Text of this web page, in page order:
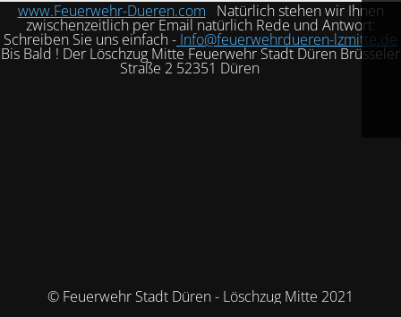
www.Feuerwehr-Dueren.com Natürlich stehen wir Ihnen
zwischenzeitlich per Email natürlich Rede und Antwort:
Schreiben Sie uns einfach - Info@feuerwehrdueren-lzmitte.de
Bis Bald ! Der Löschzug Mitte Feuerwehr Stadt Düren Brüsseler
Straße 2 52351 Düren
© Feuerwehr Stadt Düren - Löschzug Mitte 2021